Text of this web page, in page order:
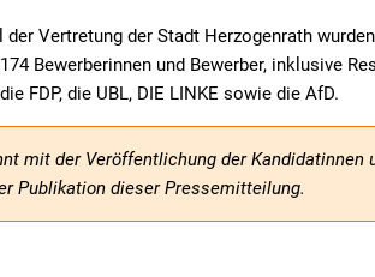
Vertretung der Stadt Herzogenrath
Bewerberinnen und Bewerber, inklusive
FDP, die UBL, DIE LINKE sowie die AfD.
mit der Veröffentlichung der Kandidatinnen
Publikation dieser Pressemitteilung.